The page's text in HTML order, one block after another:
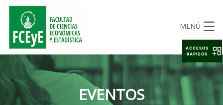
MENÚ
EVENTOS
ACCESOS
RAPIDOS